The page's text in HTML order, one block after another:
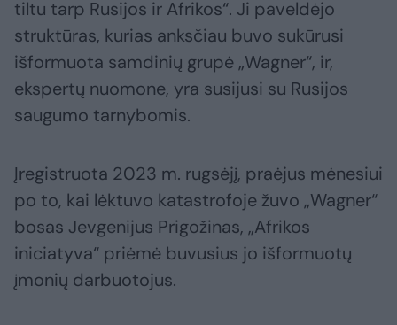
tiltu tarp Rusijos ir Afrikos“. Ji paveldėjo
struktūras, kurias anksčiau buvo sukūrusi
išformuota samdinių grupė „Wagner“, ir,
ekspertų nuomone, yra susijusi su Rusijos
saugumo tarnybomis.
Įregistruota 2023 m. rugsėjį, praėjus mėnesiui
po to, kai lėktuvo katastrofoje žuvo „Wagner“
bosas Jevgenijus Prigožinas, „Afrikos
iniciatyva“ priėmė buvusius jo išformuotų
įmonių darbuotojus.